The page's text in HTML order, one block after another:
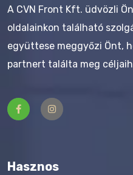
A CVN Front Kft. üdvözli
oldalainkon található
együttese meggyőzi Önt,
partnert találta meg
Hasznos